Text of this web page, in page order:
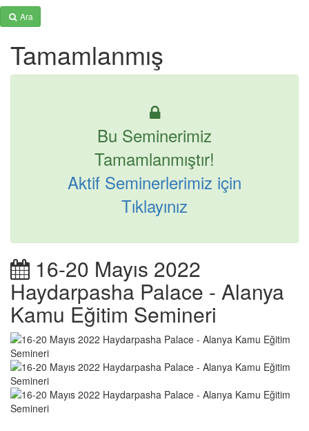
Ara
Tamamlanmış
Bu Seminerimiz
Tamamlanmıştır!
Aktif Seminerlerimiz için
Tıklayınız
16-20 Mayıs 2022
Haydarpasha Palace - Alanya
Kamu Eğitim Semineri